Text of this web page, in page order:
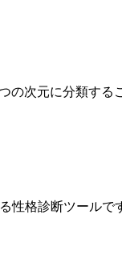
の次元に分類す
格診断ツール